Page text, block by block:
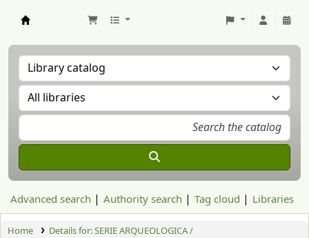
Advanced search Authority search Tag cloud Libraries
Home Details for:SERIE ARQUEOLOGICA /